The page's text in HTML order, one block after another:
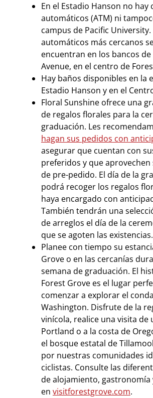
En el Estadio Hanson no hay
automáticos (ATM) ni
campus de Pacific
automáticos más cercanos
encuentran en los bancos de
Avenue, en el centro de
Hay baños disponibles en la
Estadio Hanson y en el
Floral Sunshine ofrece una
de regalos florales para la
graduación. Les
hagan sus pedidos con
asegurar que cuentan con
preferidos y que aprovechen
de pre-pedido. El día de la
podrá recoger los regalos
haya encargado con
También tendrán una
de arreglos el día de la
que se agoten las existencias.
Planee con tiempo su
Grove o en las cercanías
semana de graduación. El
Forest Grove es el lugar
comenzar a explorar el
Washington. Disfrute de la
vinícola, realice una visita de
Portland o a la costa de
el bosque estatal de
por nuestras comunidades
ciclistas. Consulte las
de alojamiento,
en visitforestgrove.com.